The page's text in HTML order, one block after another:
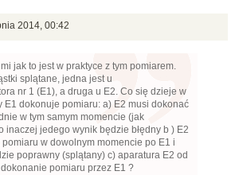
2014, 00:42
jak to jest w praktyce z tym pomiarem.
splątane, jedna jest u
nr 1 (E1), a druga u E2. Co się dzieje w
E1 dokonuje pomiaru: a) E2 musi dokonać
w tym samym momencie (jak
inaczej jedego wynik będzie błędny b ) E2
w dowolnym momencie po E1 i
poprawny (splątany) c) aparatura E2 od
pomiaru przez E1 ?